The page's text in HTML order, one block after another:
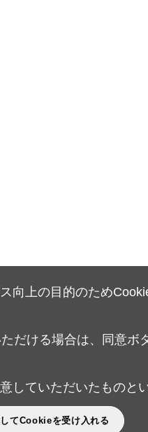
向上の目的のため
だける場合は、同意ボ
していただいたものと
てCookieを受け入れる